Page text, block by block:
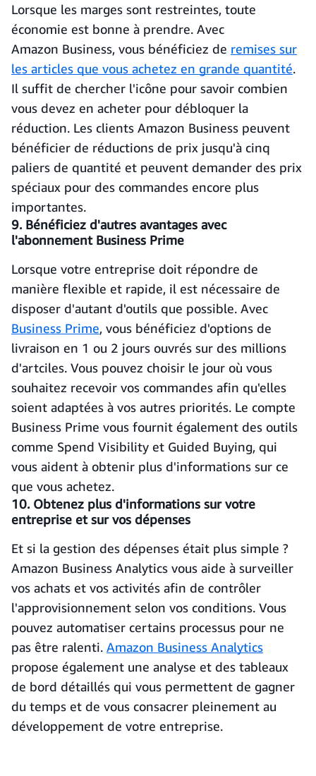
Lorsque les marges sont restreintes, toute
économie est bonne à prendre. Avec
Amazon Business, vous bénéficiez de remises sur
les articles que vous achetez en grande quantité.
Il suffit de chercher l'icône pour savoir combien
vous devez en acheter pour débloquer la
réduction. Les clients Amazon Business peuvent
bénéficier de réductions de prix jusqu'à cinq
paliers de quantité et peuvent demander des prix
spéciaux pour des commandes encore plus
importantes.
9. Bénéficiez d'autres avantages avec
l'abonnement Business Prime
Lorsque votre entreprise doit répondre de
manière flexible et rapide, il est nécessaire de
disposer d'autant d'outils que possible. Avec
Business Prime, vous bénéficiez d'options de
livraison en 1 ou 2 jours ouvrés sur des millions
d'artciles. Vous pouvez choisir le jour où vous
souhaitez recevoir vos commandes afin qu'elles
soient adaptées à vos autres priorités. Le compte
Business Prime vous fournit également des outils
comme Spend Visibility et Guided Buying, qui
vous aident à obtenir plus d'informations sur ce
que vous achetez.
10. Obtenez plus d'informations sur votre
entreprise et sur vos dépenses
Et si la gestion des dépenses était plus simple ?
Amazon Business Analytics vous aide à surveiller
vos achats et vos activités afin de contrôler
l'approvisionnement selon vos conditions. Vous
pouvez automatiser certains processus pour ne
pas être ralenti. Amazon Business Analytics
propose également une analyse et des tableaux
de bord détaillés qui vous permettent de gagner
du temps et de vous consacrer pleinement au
développement de votre entreprise.